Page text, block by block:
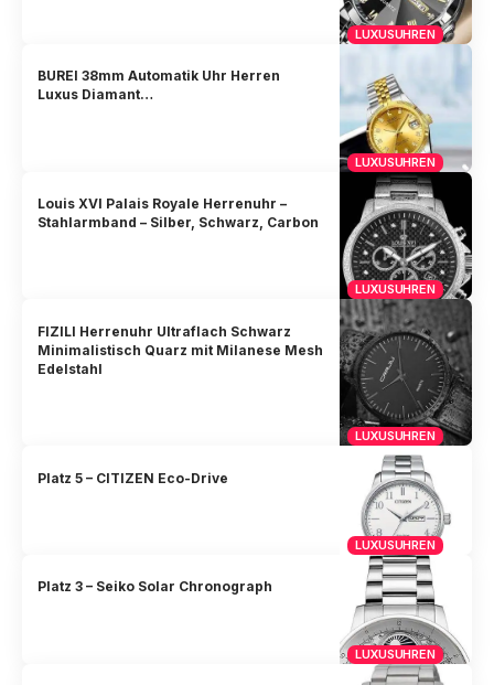
LUXUSUHREN
LUXUSUHREN
BUREI 38mm Automatik Uhr Herren
Luxus Diamant…
LUXUSUHREN
Louis XVI Palais Royale Herrenuhr –
Stahlarmband – Silber, Schwarz, Carbon
LUXUSUHREN
FIZILI Herrenuhr Ultraflach Schwarz
Minimalistisch Quarz mit Milanese Mesh
Edelstahl
LUXUSUHREN
Platz 5 – CITIZEN Eco-Drive
LUXUSUHREN
Platz 3 – Seiko Solar Chronograph